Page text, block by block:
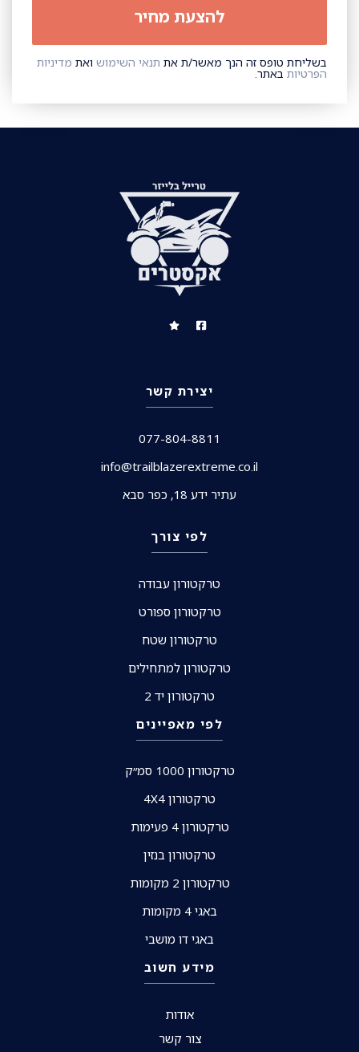
בשליחת טופס זה הנך מאשר/ת את תנאי השימוש ואת מדיניות
הפרטיות באתר.
יצירת קשר
077-804-8811
info@trailblazerextreme.co.il
עתיר ידע 18, כפר סבא
לפי צורך
טרקטורון עבודה
טרקטורון ספורט
טרקטורון שטח
טרקטורון למתחילים
טרקטורון יד 2
לפי מאפיינים
טרקטורון 1000 סמ״ק
טרקטורון 4X4
טרקטורון 4 פעימות
טרקטורון בנזין
טרקטורון 2 מקומות
באגי 4 מקומות
באגי דו מושבי
מידע חשוב
אודות
צור קשר